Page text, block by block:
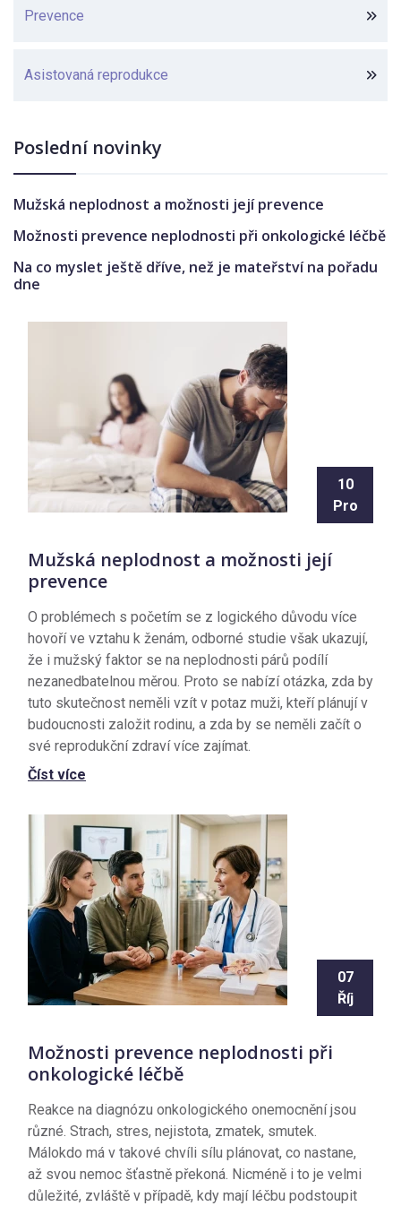
Prevence
Asistovaná reprodukce
Poslední novinky
Mužská neplodnost a možnosti její prevence
Možnosti prevence neplodnosti při onkologické léčbě
Na co myslet ještě dříve, než je mateřství na pořadu
dne
10
Pro
Mužská neplodnost a možnosti její
prevence
O problémech s početím se z logického důvodu více
hovoří ve vztahu k ženám, odborné studie však ukazují,
že i mužský faktor se na neplodnosti párů podílí
nezanedbatelnou měrou. Proto se nabízí otázka, zda by
tuto skutečnost neměli vzít v potaz muži, kteří plánují v
budoucnosti založit rodinu, a zda by se neměli začít o
své reprodukční zdraví více zajímat.
Číst více
07
Říj
Možnosti prevence neplodnosti při
onkologické léčbě
Reakce na diagnózu onkologického onemocnění jsou
různé. Strach, stres, nejistota, zmatek, smutek.
Málokdo má v takové chvíli sílu plánovat, co nastane,
až svou nemoc šťastně překoná. Nicméně i to je velmi
důležité, zvláště v případě, kdy mají léčbu podstoupit